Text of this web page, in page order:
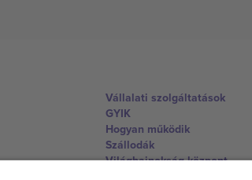
Vállalati szolgáltatások
GYIK
Hogyan működik
Szállodák
Világbajnokság központ